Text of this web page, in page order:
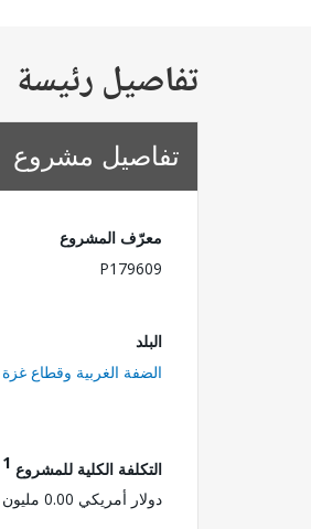
تفاصيل رئيسة
تفاصيل مشروع
معرّف المشروع
P179609
البلد
الضفة الغربية وقطاع غزة
التكلفة الكلية للمشروع 1
دولار أمريكي 0.00 مليون